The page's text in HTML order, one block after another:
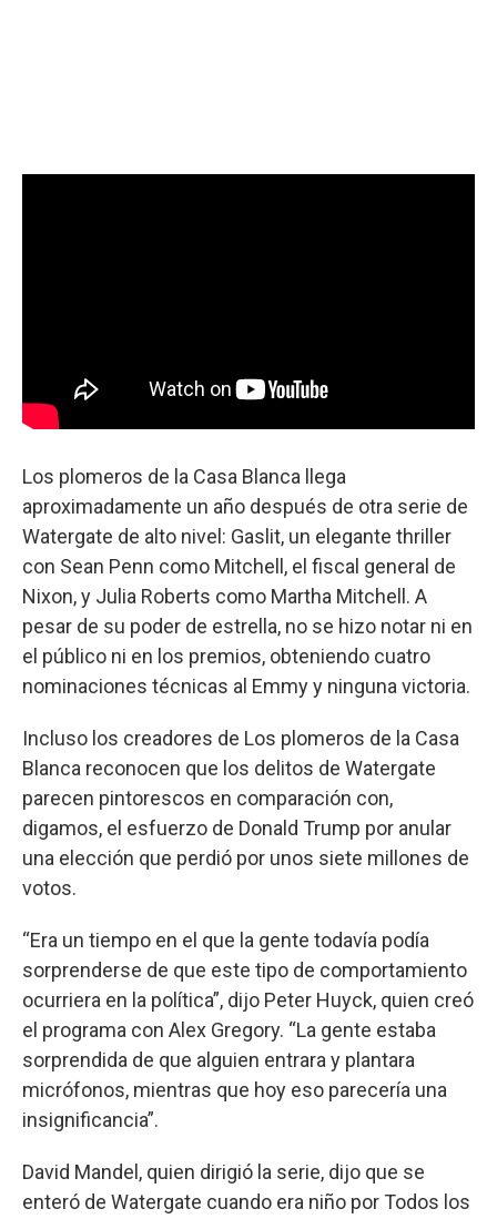
Los plomeros de la Casa Blanca llega
aproximadamente un año después de otra serie de
Watergate de alto nivel: Gaslit, un elegante thriller
con Sean Penn como Mitchell, el fiscal general de
Nixon, y Julia Roberts como Martha Mitchell. A
pesar de su poder de estrella, no se hizo notar ni en
el público ni en los premios, obteniendo cuatro
nominaciones técnicas al Emmy y ninguna victoria.
Incluso los creadores de Los plomeros de la Casa
Blanca reconocen que los delitos de Watergate
parecen pintorescos en comparación con,
digamos, el esfuerzo de Donald Trump por anular
una elección que perdió por unos siete millones de
votos.
“Era un tiempo en el que la gente todavía podía
sorprenderse de que este tipo de comportamiento
ocurriera en la política”, dijo Peter Huyck, quien creó
el programa con Alex Gregory. “La gente estaba
sorprendida de que alguien entrara y plantara
micrófonos, mientras que hoy eso parecería una
insignificancia”.
David Mandel, quien dirigió la serie, dijo que se
enteró de Watergate cuando era niño por Todos los